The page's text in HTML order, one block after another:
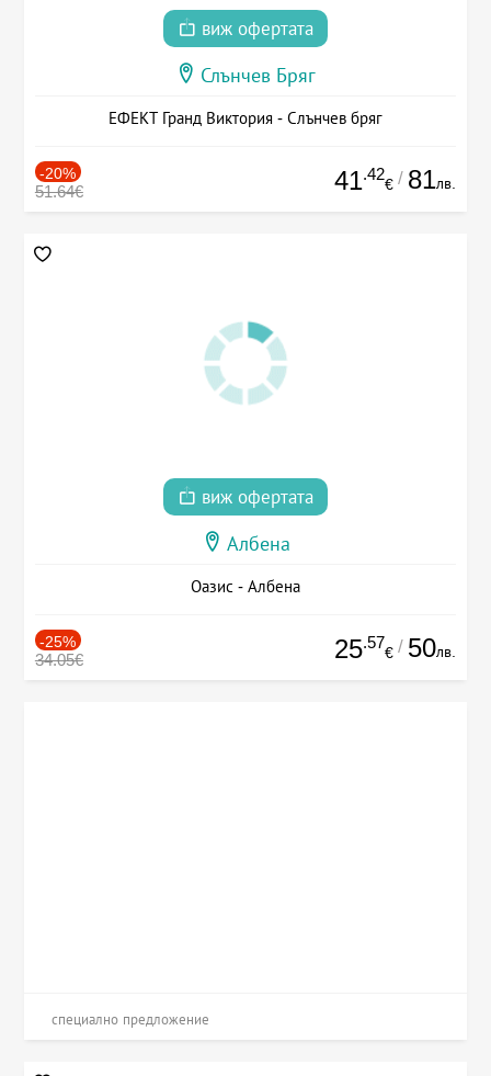
виж офертата
Слънчев Бряг
ЕФЕКТ Гранд Виктория - Слънчев бряг
-20%
51.64€ 41.42
€ / 81лв.
виж офертата
Албена
Оазис - Албена
-25%
34.05€ 25.57
€ / 50лв.
специално предложение